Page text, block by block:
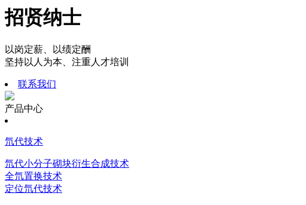
招贤纳士
以岗定薪、以绩定酬
坚持以人为本、注重人才培训
联系我们
产品中心
氘代技术
氘代小分子砌块衍生合成技术
全氘置换技术
定位氘代技术